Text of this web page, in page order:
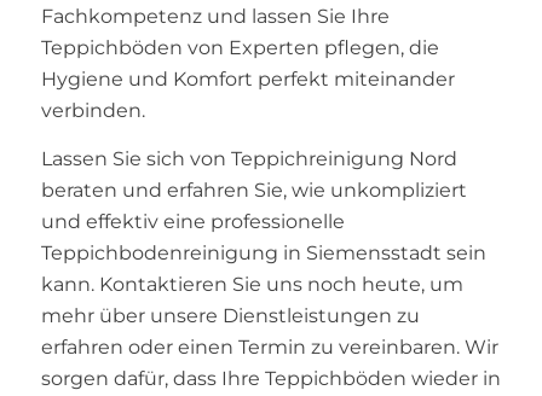
Fachkompetenz und lassen Sie Ihre
Teppichböden von Experten pflegen, die
Hygiene und Komfort perfekt miteinander
verbinden.
Lassen Sie sich von Teppichreinigung Nord
beraten und erfahren Sie, wie unkompliziert
und effektiv eine professionelle
Teppichbodenreinigung in Siemensstadt sein
kann. Kontaktieren Sie uns noch heute, um
mehr über unsere Dienstleistungen zu
erfahren oder einen Termin zu vereinbaren. Wir
sorgen dafür, dass Ihre Teppichböden wieder in